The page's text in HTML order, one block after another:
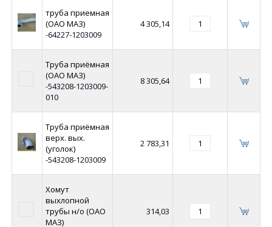
труба приемная
(ОАО МАЗ)
-64227-1203009
4 305,14
Труба приёмная
(ОАО МАЗ)
-543208-1203009-
010
8 305,64
Труба приёмная
верх. вых.
(уголок)
-543208-1203009
2 783,31
Хомут
выхлопной
трубы н/о (ОАО
МАЗ)
314,03